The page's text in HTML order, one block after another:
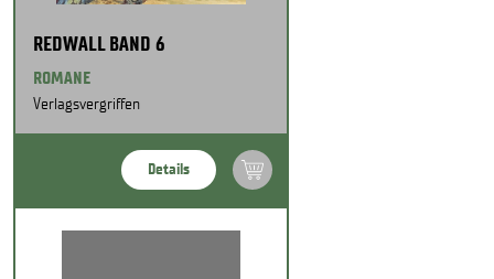
REDWALL BAND 6
ROMANE
Verlagsvergriffen
Details